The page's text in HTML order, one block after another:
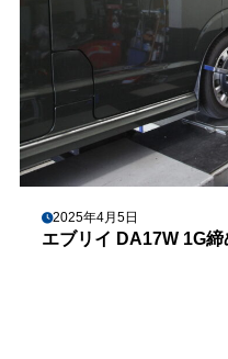
2025年4月5日
エブリイ DA17W 1G